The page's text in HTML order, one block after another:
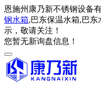
恩施州康乃新不锈钢设备
钢水箱,巴东保温水箱,巴
示，敬请关注！
您暂无新询盘信息！